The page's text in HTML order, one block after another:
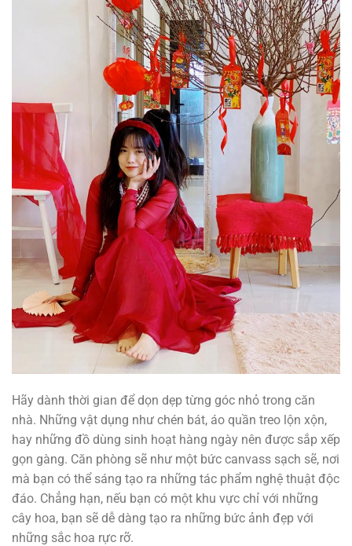
Hãy dành thời gian để dọn dẹp từng góc nhỏ trong căn
nhà. Những vật dụng như chén bát, áo quần treo lộn xộn,
hay những đồ dùng sinh hoạt hàng ngày nên được sắp xếp
gọn gàng. Căn phòng sẽ như một bức canvass sạch sẽ, nơi
mà bạn có thể sáng tạo ra những tác phẩm nghệ thuật độc
đáo. Chẳng hạn, nếu bạn có một khu vực chỉ với những
cây hoa, bạn sẽ dễ dàng tạo ra những bức ảnh đẹp với
những sắc hoa rực rỡ.